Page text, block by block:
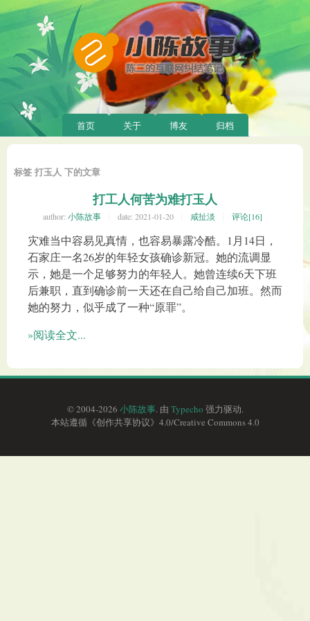
首页 关于 博友 归档
标签 打玉人 下的文章
打工人何苦为难打玉人
author: 小陈故事 date: 2021-01-20 咸扯淡 评论[16]
灾难当中容易见真情，也容易暴露冷酷。1月14日，
石家庄一名26岁的年轻女孩确诊新冠。她的流调显
示，她是一个足够努力的年轻人。她曾连续6天下班
后兼职，直到确诊前一天还在自己给自己加班。然而
她的努力，似乎成了一种“原罪”。
»阅读全文...
© 2004-2026 小陈故事. 由 Typecho 强力驱动.
本站遵循《创作共享协议》4.0/Creative Commons 4.0